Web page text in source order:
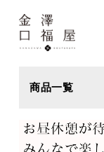
商品一覧